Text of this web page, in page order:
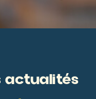
actualités